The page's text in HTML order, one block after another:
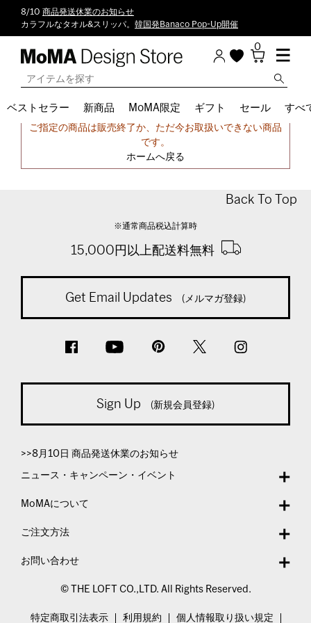
8/10 商品発送休業のお知らせ
カラフルなタオル&スリッパ。 韓国発Banaco Pop-Up開催
0
ベストセラー 新商品 MoMA限定 ギフト セール すべ
申し訳ございません。
ご指定の商品は販売終了か、ただ今お取扱いできない商品
です。
ホームへ戻る
Back To Top
※通常商品税込計算時
15,000円以上配送料無料
Get Email Updates (メルマガ登録)
Sign Up (新規会員登録)
>>8月10日 商品発送休業のお知らせ
ニュース・キャンペーン・イベント
MoMAについて
ご注文方法
お問い合わせ
© THE LOFT CO.,LTD. All Rights Reserved.
特定商取引法表示 利用規約 個人情報取り扱い規定